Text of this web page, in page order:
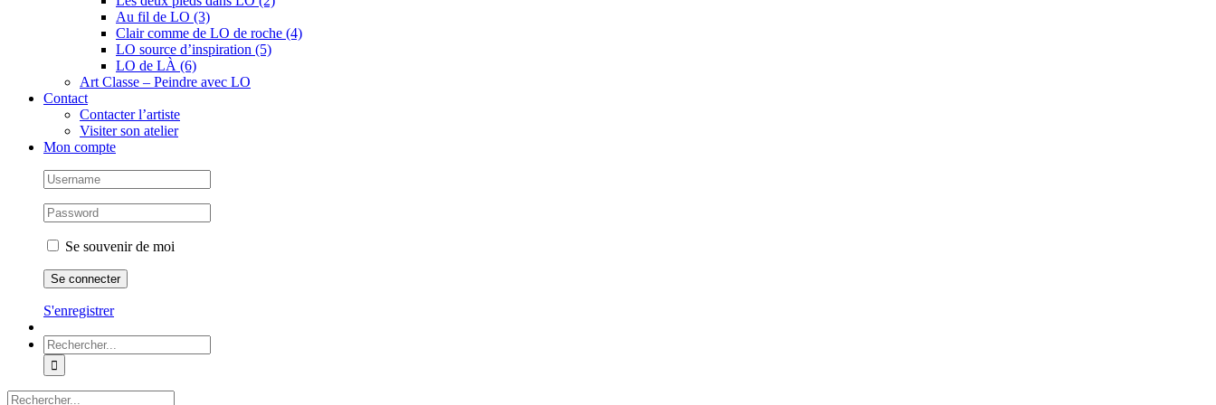
Au fil de LO (3)
Clair comme de LO de roche (4)
LO source d’inspiration (5)
LO de LÀ (6)
Art Classe – Peindre avec LO
Contact
Contacter l’artiste
Visiter son atelier
Mon compte
Se souvenir de moi
S'enregistrer
Rechercher:
Rechercher: